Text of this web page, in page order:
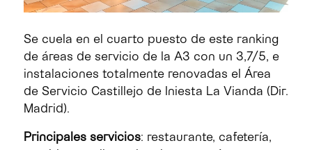
Se cuela en el cuarto puesto de este ranking
de áreas de servicio de la A3 con un 3,7/5, e
instalaciones totalmente renovadas el Área
de Servicio Castillejo de Iniesta La Vianda (Dir.
Madrid).
Principales servicios: restaurante, cafetería,